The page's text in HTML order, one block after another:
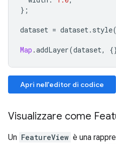
};
dataset = dataset. style(
Map .addLayer(dataset,
Apri nell'editor di codice
Visualizzare come
Un FeatureView è una